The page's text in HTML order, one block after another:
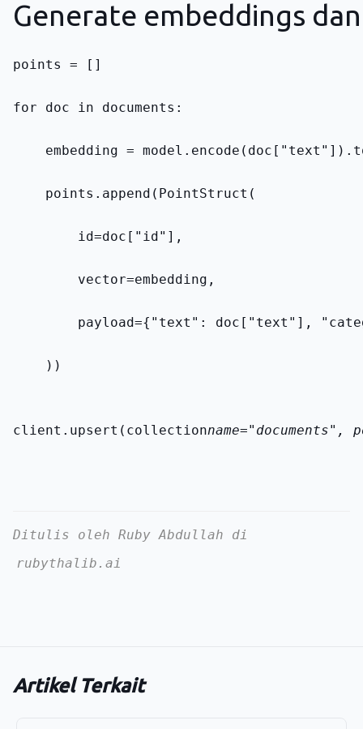
Generate embeddings
points = []
for doc in documents:
embedding =
    points.append(PointStruct(
        id=doc["id"],
        vector=embedding,
payload={"text": doc["text"],
    ))
client.upsert(collectionname="documents",
Ditulis oleh Ruby Abdullah di
rubythalib.ai
Artikel Terkait